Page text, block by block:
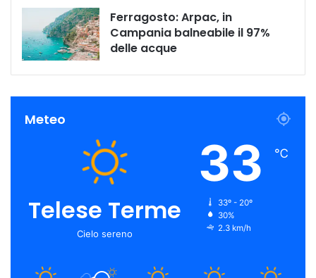
Ferragosto: Arpac, in
Campania balneabile il 97%
delle acque
Meteo
Telese Terme
Cielo sereno
33 ℃
33º - 20º
30%
2.3 km/h